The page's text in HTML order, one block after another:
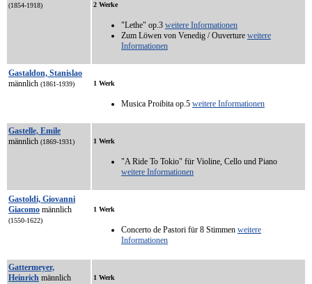
(1854-1918) 2 Werke
"Lethe" op.3 weitere Informationen
Zum Löwen von Venedig / Ouverture weitere
Informationen
Gastaldon, Stanislao
männlich (1861-1939) 1 Werk
Musica Proibita op.5 weitere Informationen
Gastelle, Emile
männlich (1869-1931) 1 Werk
"A Ride To Tokio" für Violine, Cello und Piano
weitere Informationen
Gastoldi, Giovanni
Giacomo männlich
(1550-1622)
1 Werk
Concerto de Pastori für 8 Stimmen weitere
Informationen
Gattermeyer,
Heinrich männlich 1 Werk